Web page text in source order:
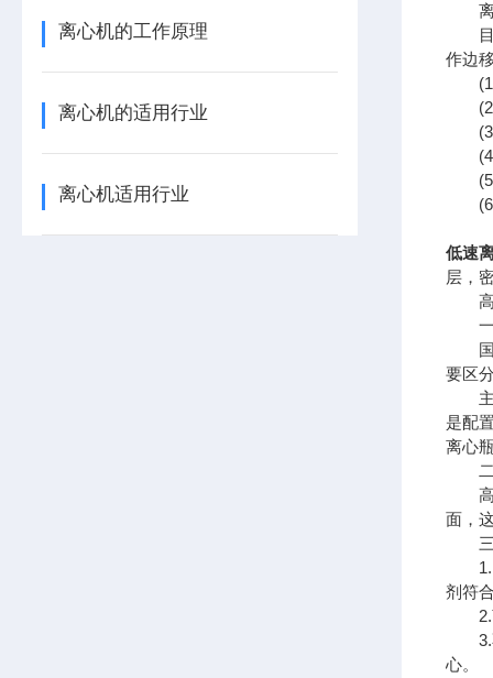
离心机的工作原理
离心机的适用行业
离心机适用行业
离
目前
作边
(1)
(2)
(3)
(4)
(5)
(6)
低速
层，
高速
一
国产
要区
主机
是配
离心
二
高速
面，
三
1.离
剂符
2.离
3.不
心。